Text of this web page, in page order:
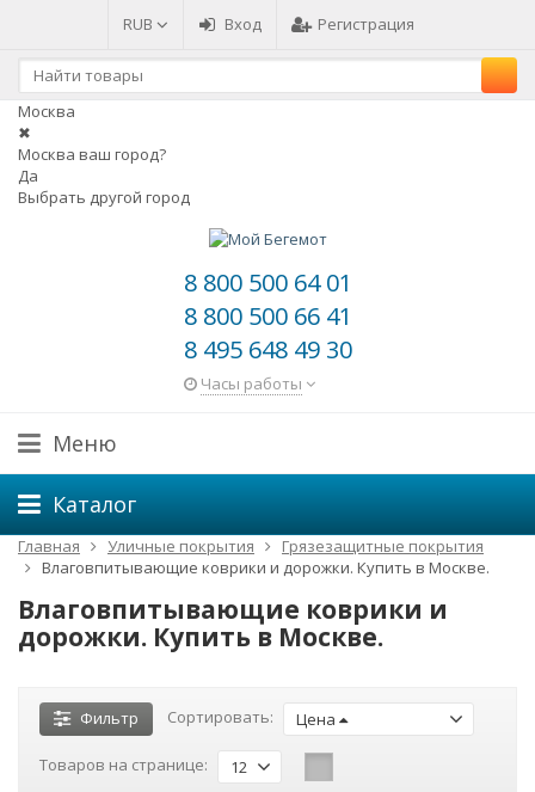
RUB Вход Регистрация
Москва
✖
Москва ваш город?
Да
Выбрать другой город
8 800 500 64 01
8 800 500 66 41
8 495 648 49 30
Часы работы
Меню
Каталог
Главная Уличные покрытия
Грязезащитные покрытия
Влаговпитывающие коврики и дорожки. Купить в Москве.
Влаговпитывающие коврики и
дорожки. Купить в Москве.
Фильтр Сортировать: Цена
Товаров на странице: 12